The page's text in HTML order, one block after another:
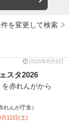
を変更して検索
2026年8月6日
スタ2026
赤れんがから
れんが庁舎）
12日(土)